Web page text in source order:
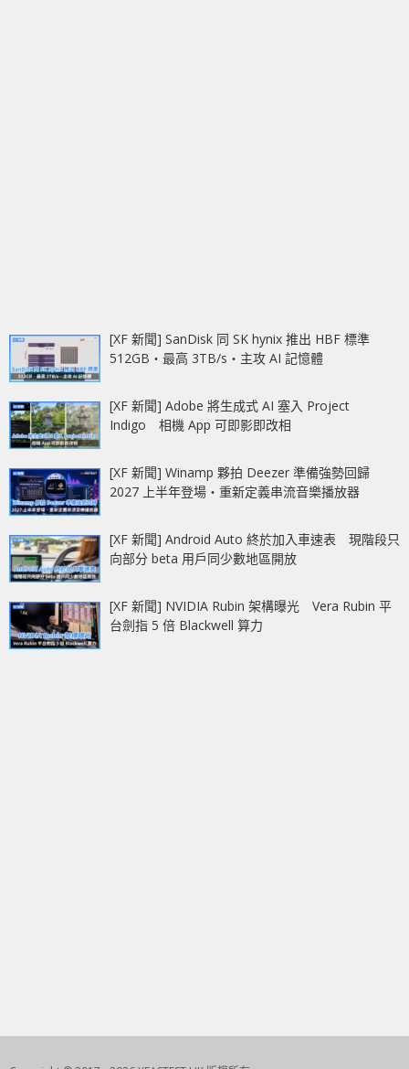
[XF 新聞] SanDisk 同 SK hynix 推出 HBF 標準
512GB‧最高 3TB/s‧主攻 AI 記憶體
[XF 新聞] Adobe 將生成式 AI 塞入 Project
Indigo 相機 App 可即影即改相
[XF 新聞] Winamp 夥拍 Deezer 準備強勢回歸
2027 上半年登場‧重新定義串流音樂播放器
[XF 新聞] Android Auto 終於加入車速表 現階段只
向部分 beta 用戶同少數地區開放
[XF 新聞] NVIDIA Rubin 架構曝光 Vera Rubin 平
台劍指 5 倍 Blackwell 算力